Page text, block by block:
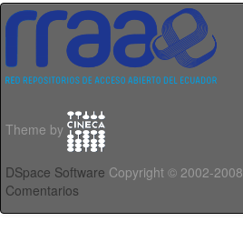
Theme by
DSpace Software Copyright © 2002-2008
Comentarios